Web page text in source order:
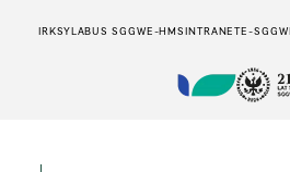
IRKSYLABUS SGGWE-HMSINTRANETE-SGGW